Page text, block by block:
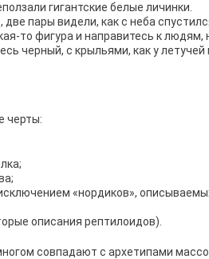
гигантские белые личинки.
пары видели, как с неба
то фигура и направитесь к людям,
черный, с крыльями, как у
черты:
«нордиков»,
описания рептилоидов).
совпадают с архетипами